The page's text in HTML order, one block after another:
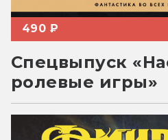
490 ₽
Спецвыпуск
ролевые игры»